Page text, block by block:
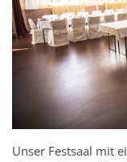
Unser Festsaal mit